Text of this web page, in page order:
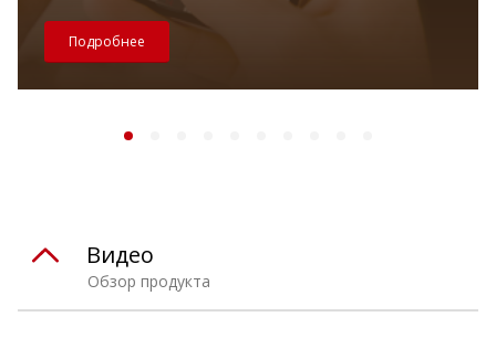
Подробнее
Обзор продукта
Видео